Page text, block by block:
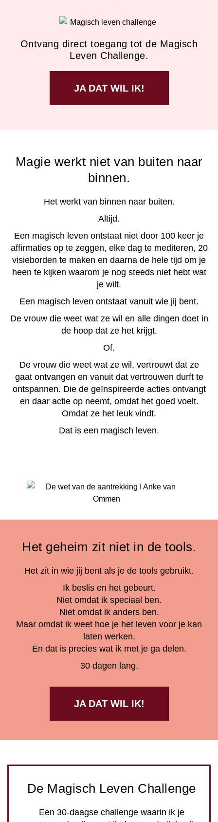
Ontvang direct toegang tot de Magisch
Leven Challenge.
JA DAT WIL IK!
Magie werkt niet van buiten naar
binnen.
Het werkt van binnen naar buiten.
Altijd.
Een magisch leven ontstaat niet door 100 keer je
affirmaties op te zeggen, elke dag te mediteren, 20
visieborden te maken en daarna de hele tijd om je
heen te kijken waarom je nog steeds niet hebt wat
je wilt.
Een magisch leven ontstaat vanuit wie jij bent.
De vrouw die weet wat ze wil en alle dingen doet in
de hoop dat ze het krijgt.
Of.
De vrouw die weet wat ze wil, vertrouwt dat ze
gaat ontvangen en vanuit dat vertrouwen durft te
ontspannen. Die de geïnspireerde acties ontvangt
en daar actie op neemt, omdat het goed voelt.
Omdat ze het leuk vindt.
Dat is een magisch leven.
Het geheim zit niet in de tools.
Het zit in wie jij bent als je de tools gebruikt.
Ik beslis en het gebeurt.
Niet omdat ik speciaal ben.
Niet omdat ik anders ben.
Maar omdat ik weet hoe je het leven voor je kan
laten werken.
En dat is precies wat ik met je ga delen.
30 dagen lang.
JA DAT WIL IK!
De Magisch Leven Challenge
Een 30-daagse challenge waarin ik je